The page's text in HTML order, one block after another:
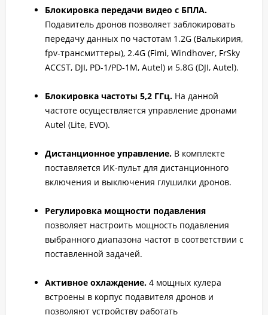
Блокировка передачи видео с БПЛА.
Подавитель дронов позволяет заблокировать
передачу данных по частотам 1.2G (Валькирия,
fpv-трансмиттеры), 2.4G (Fimi, Windhover, FrSky
ACCST, DJI, PD-1/PD-1M, Autel) и 5.8G (DJI, Autel).
Блокировка частоты 5,2 ГГц. На данной
частоте осуществляется управление дронами
Autel (Lite, EVO).
Дистанционное управление. В комплекте
поставляется ИК-пульт для дистанционного
включения и выключения глушилки дронов.
Регулировка мощности подавления
позволяет настроить мощность подавления
выбранного диапазона частот в соответствии с
поставленной задачей.
Активное охлаждение. 4 мощных кулера
встроены в корпус подавителя дронов и
позволяют устройству работать